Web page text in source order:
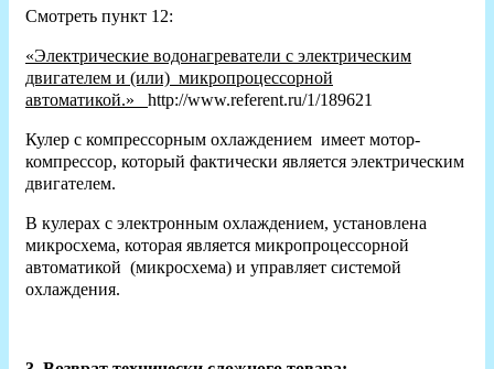
Смотреть пункт 12:
«Электрические водонагреватели с электрическим
двигателем и (или) микропроцессорной
автоматикой.» http://www.referent.ru/1/189621
Кулер с компрессорным охлаждением имеет мотор-
компрессор, который фактически является электрическим
двигателем.
В кулерах с электронным охлаждением, установлена
микросхема, которая является микропроцессорной
автоматикой (микросхема) и управляет системой
охлаждения.